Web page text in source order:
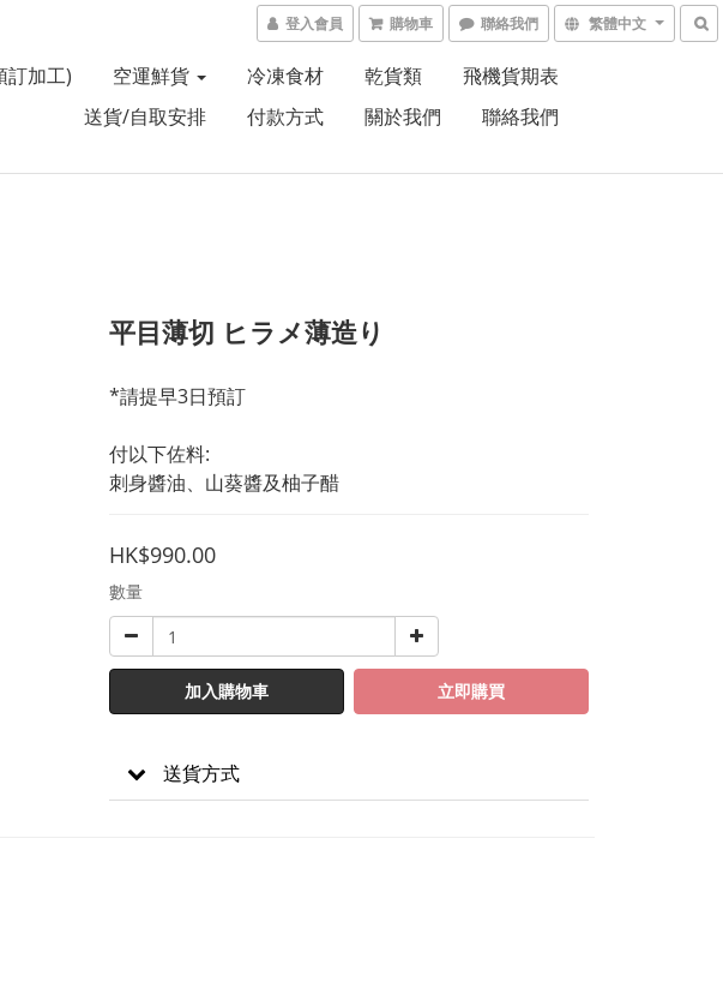
登入會員 購物車 聯絡我們 繁體中文
訂加工) 空運鮮貨 冷凍食材 乾貨類
飛機貨期表
送貨/自取安排
付款方式 關於我們 聯絡我們
平目薄切 ヒラメ薄造り
*請提早3日預訂
付以下佐料:
刺身醬油、山葵醬及柚子醋
HK$990.00
數量
加入購物車 立即購買
送貨方式